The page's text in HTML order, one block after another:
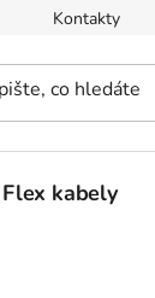
Kontakty
Flex kabely